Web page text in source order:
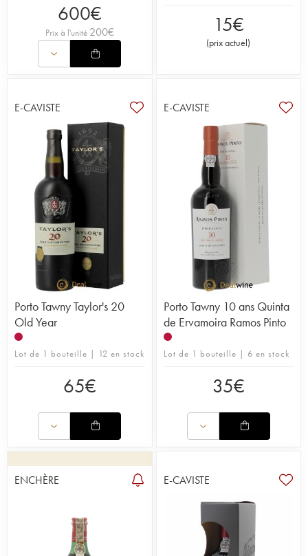
600€
Prix à l'unité 200€ 15€
(prix actuel)
E-CAVISTE
Porto Tawny Taylor's 20
Old Year
Lot de 1 bouteille | 12 en stock
65€
E-CAVISTE
Porto Tawny 10 ans Quinta
de Ervamoira Ramos Pinto
Lot de 1 bouteille | 6 en stock
35€
ENCHÈRE E-CAVISTE